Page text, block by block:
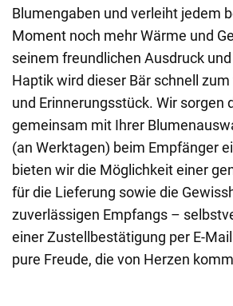
Blumengaben und verleiht jedem
Moment noch mehr Wärme und
seinem freundlichen Ausdruck
Haptik wird dieser Bär schnell
und Erinnerungsstück. Wir sorgen
gemeinsam mit Ihrer
(an Werktagen) beim Empfänger
bieten wir die Möglichkeit einer
für die Lieferung sowie die
zuverlässigen Empfangs –
einer Zustellbestätigung per E-
pure Freude, die von Herzen